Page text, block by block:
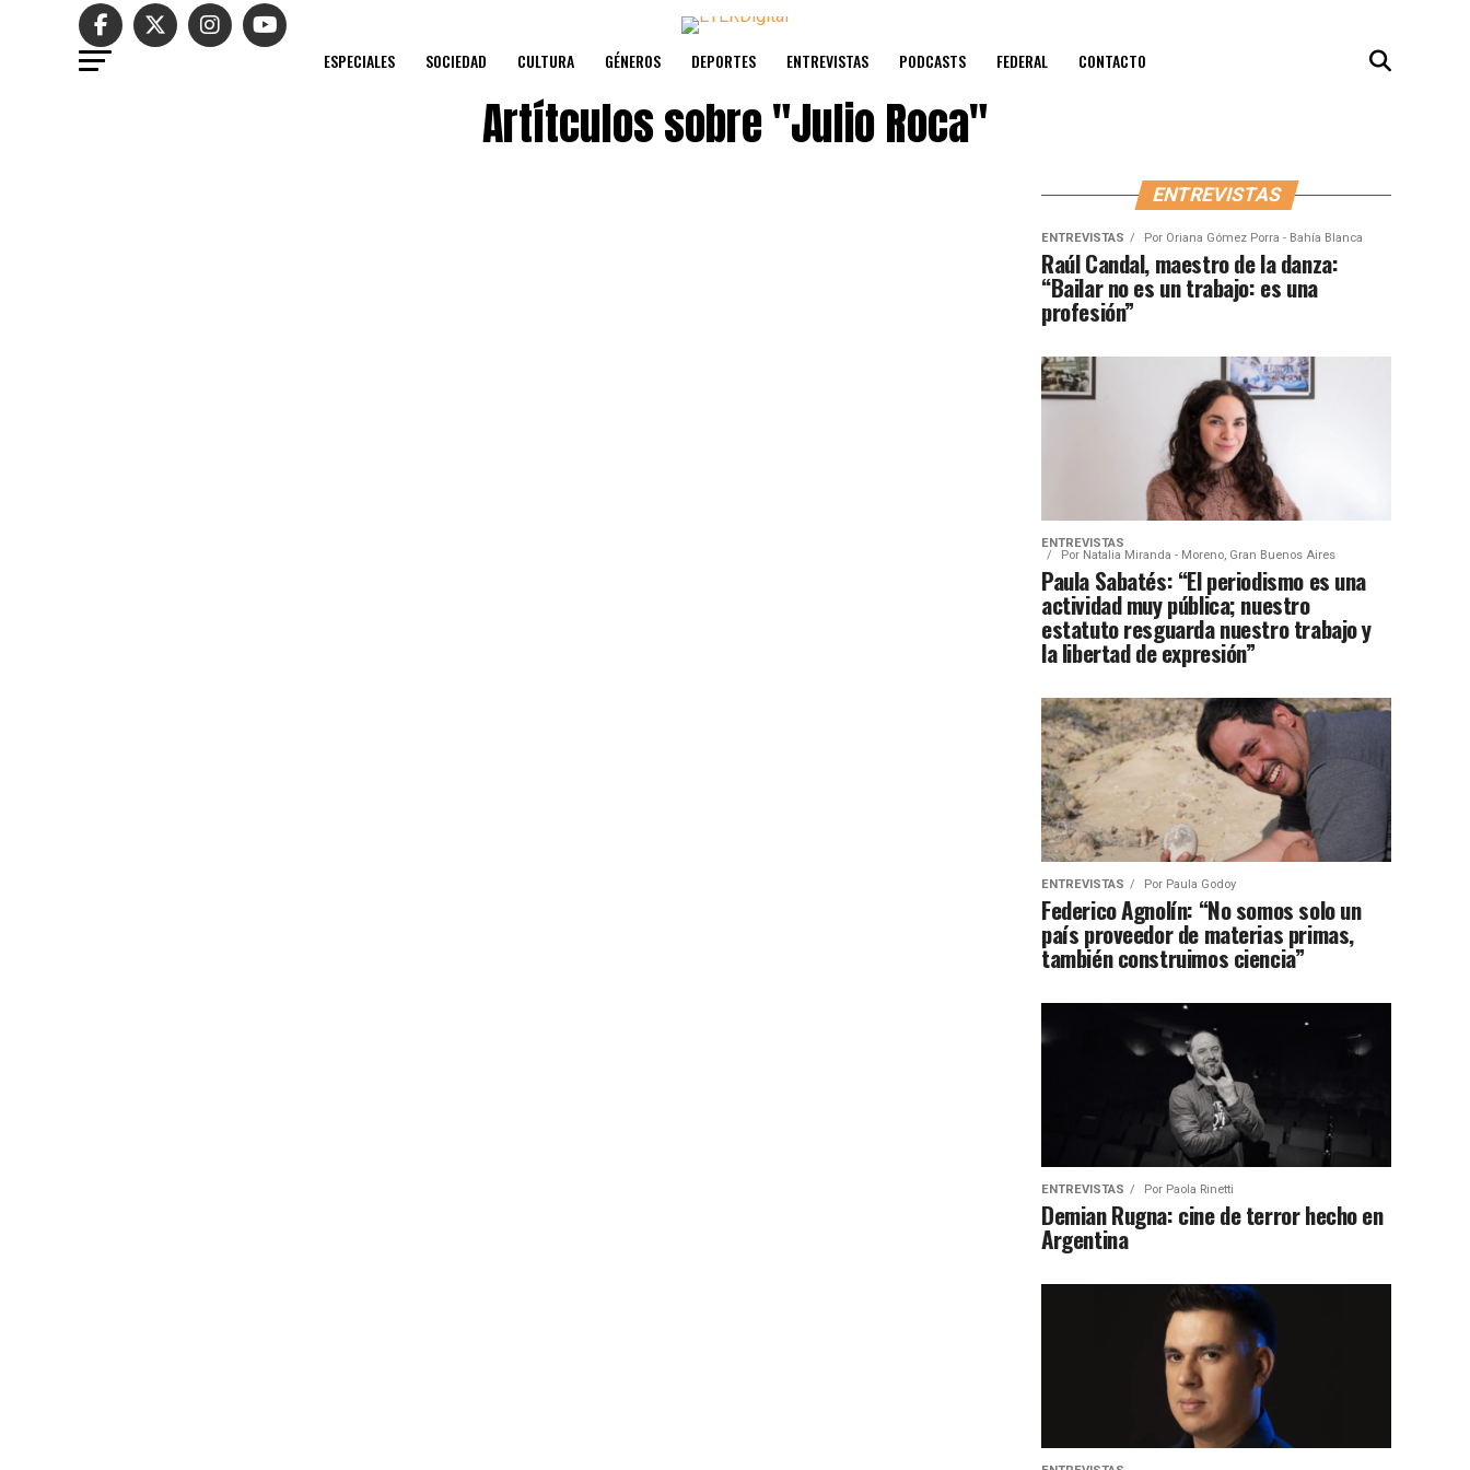
ESPECIALES SOCIEDAD CULTURA GÉNEROS DEPORTES ENTREVISTAS PODCASTS FEDERAL CONTACTO
Artítculos sobre"Julio Roca"
ENTREVISTAS
ENTREVISTAS Por Oriana Gómez Porra - Bahía Blanca
Raúl Candal, maestro de la danza:
“Bailar no es un trabajo: es una
profesión”
ENTREVISTAS
Por Natalia Miranda - Moreno, Gran Buenos Aires
Paula Sabatés: “El periodismo es una
actividad muy pública; nuestro
estatuto resguarda nuestro trabajo y
la libertad de expresión”
ENTREVISTAS Por Paula Godoy
Federico Agnolín: “No somos solo un
país proveedor de materias primas,
también construimos ciencia”
ENTREVISTAS Por Paola Rinetti
Demian Rugna: cine de terror hecho en
Argentina